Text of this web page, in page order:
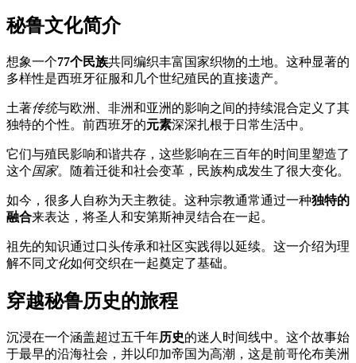
秘鲁文化简介
想象一个77个民族共同编织丰富国家织物的土地。这种显著的
多样性是西班牙征服和几个世纪殖民的直接遗产。
土著传统与欧洲、非洲和亚洲的影响之间的持续混合定义了其
独特的个性。前西班牙的元素深深扎根于日常生活中。
它们与殖民影响和谐共存，这些影响在三百年的时间里塑造了
这个国家。随着迁徙和社会变革，民族构成发生了很大变化。
如今，很多人自称为天主教徒。这种宗教通常通过一种独特的
融合来表达，将圣人和安第斯神灵结合在一起。
祖先的知识通过口头传承和社区实践得以延续。这一介绍为理
解不同 文化如何交织在一起奠定了基础。
穿越秘鲁历史的旅程
沉浸在一个涵盖超过五千年历史的迷人时间线中。这个故事始
于最早的沿海社会，并以印加帝国为高潮，这是前哥伦布美洲